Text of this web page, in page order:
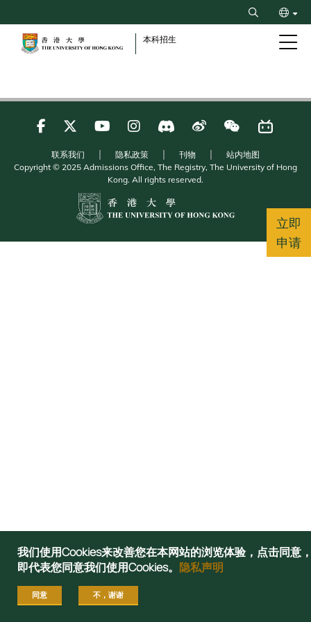
to
content
Search
本科招生
立即
申请
联系我们 隐私政策 刊物
站内地图
Copyright © 2025 Admissions Office, The Registry, The University of Hong
Kong. All rights reserved.
我们使用Cookies来改善您在本网站的浏览体验，点击同意
即代表您同意我们使用Cookies。 隐私声明
同意 不，谢谢